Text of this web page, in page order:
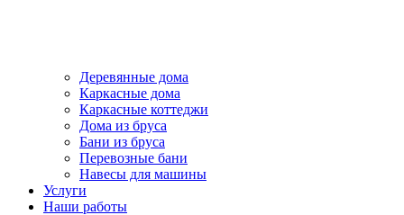
Деревянные дома
Каркасные дома
Каркасные коттеджи
Дома из бруса
Бани из бруса
Перевозные бани
Навесы для машины
Услуги
Наши работы